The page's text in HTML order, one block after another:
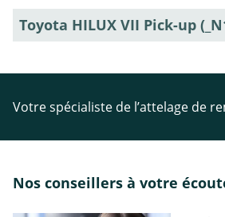
Toyota HILUX VII Pick-up
Votre spécialiste de l’attelage de
Nos conseillers à votre